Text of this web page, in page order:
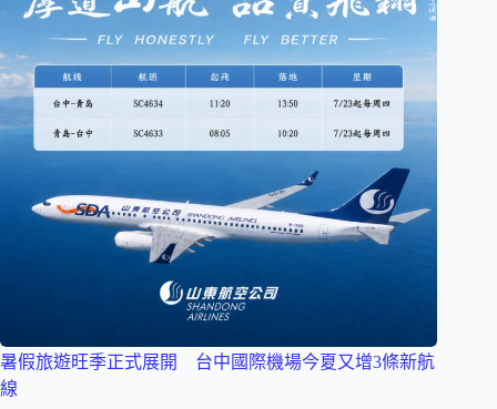
暑假旅遊旺季正式展開 台中國際機場今夏又增3條新航
線